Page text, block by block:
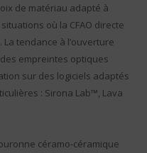
de matériau adapté à
où la CFAO directe
tendance à l’ouverture
empreintes optiques
sur des logiciels adaptés
: Sirona Lab™, Lava
céramo-céramique